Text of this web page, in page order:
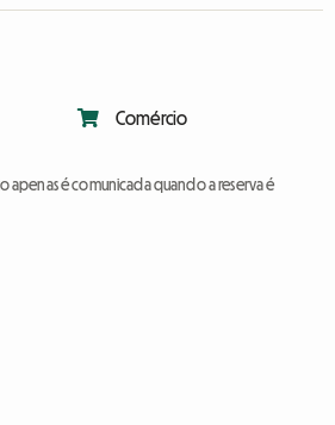
Comércio
apenas é comunicada quando a reserva é